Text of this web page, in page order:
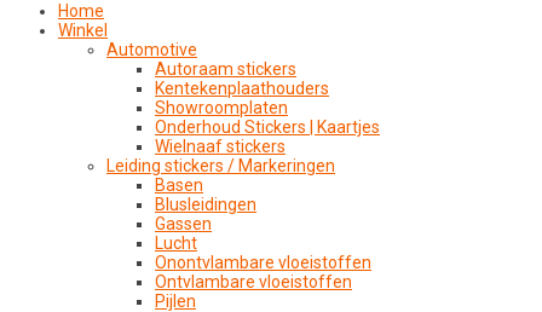
Home
Winkel
Automotive
Autoraam stickers
Kentekenplaathouders
Showroomplaten
Onderhoud Stickers | Kaartjes
Wielnaaf stickers
Leiding stickers / Markeringen
Basen
Blusleidingen
Gassen
Lucht
Onontvlambare vloeistoffen
Ontvlambare vloeistoffen
Pijlen